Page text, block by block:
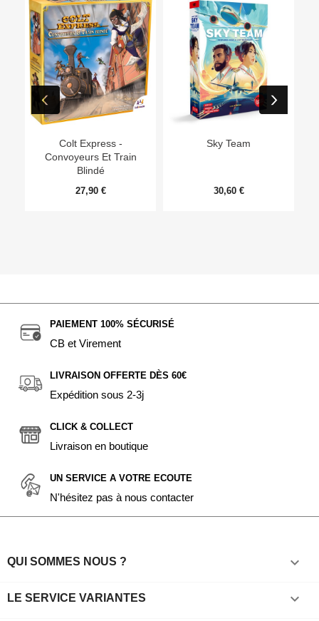
Colt Express -
Convoyeurs Et Train
Blindé
27,90 €
Sky Team
30,60 €
PAIEMENT 100% SÉCURISÉ
CB et Virement
LIVRAISON OFFERTE DÈS 60€
Expédition sous 2-3j
CLICK & COLLECT
Livraison en boutique
UN SERVICE A VOTRE ECOUTE
N'hésitez pas à nous contacter
QUI SOMMES NOUS ? 
LE SERVICE VARIANTES 